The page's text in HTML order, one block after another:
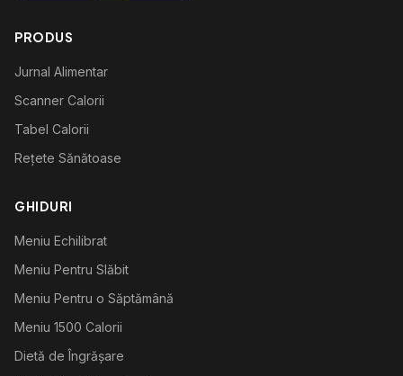
PRODUS
Jurnal Alimentar
Scanner Calorii
Tabel Calorii
Rețete Sănătoase
GHIDURI
Meniu Echilibrat
Meniu Pentru Slăbit
Meniu Pentru o Săptămână
Meniu 1500 Calorii
Dietă de Îngrășare